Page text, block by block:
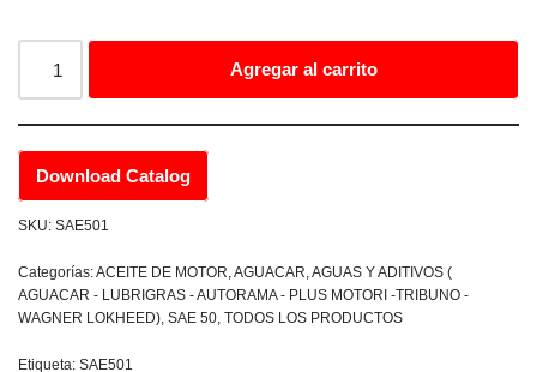
Agregar al carrito
Download Catalog
SKU: SAE501
Categorías:ACEITE DE MOTOR,AGUACAR,AGUAS Y ADITIVOS (
AGUACAR - LUBRIGRAS - AUTORAMA - PLUS MOTORI -TRIBUNO -
WAGNER LOKHEED), SAE 50, TODOS LOS PRODUCTOS
Etiqueta: SAE501